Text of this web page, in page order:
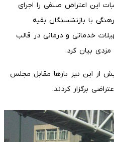
این اعتراض صنفی را اجرای
با بازنشستگان بقیه
خدماتی و درمانی در قالب
بیان کرد.
از این نیز بارها مقابل مجلس
برگزار کردند.